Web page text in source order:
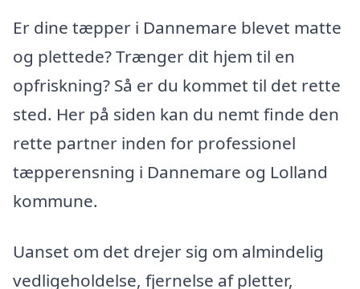
Er dine tæpper i Dannemare blevet matte
og plettede? Trænger dit hjem til en
opfriskning? Så er du kommet til det rette
sted. Her på siden kan du nemt finde den
rette partner inden for professionel
tæpperensning i Dannemare og Lolland
kommune.
Uanset om det drejer sig om almindelig
vedligeholdelse, fjernelse af pletter,